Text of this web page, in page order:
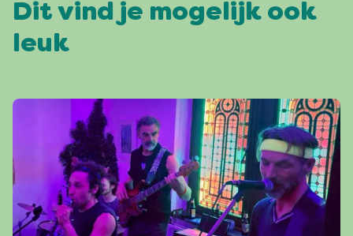
Dit vind je mogelijk ook
leuk